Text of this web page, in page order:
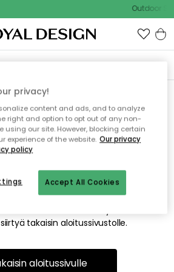
Outdoor
löydä
sivua
että sivua ei enää ole tai siitä, että se
Pahoittelemme tästä mahdollisesti
takaisin aloitussivustolle.
aloitussivulle
privacy!
content and ads, and to analyze
right and option to opt out of any non-
using our site. However, blocking certain
experience of the website. Our privacy
policy
Accept All Cookies